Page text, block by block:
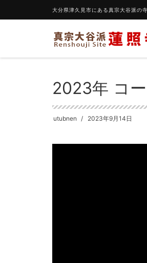
大分県津久見市にある真宗大谷派の寺
HOME コーラス 2023年 コ
2023年 コ
utubnen 2023年9月14日